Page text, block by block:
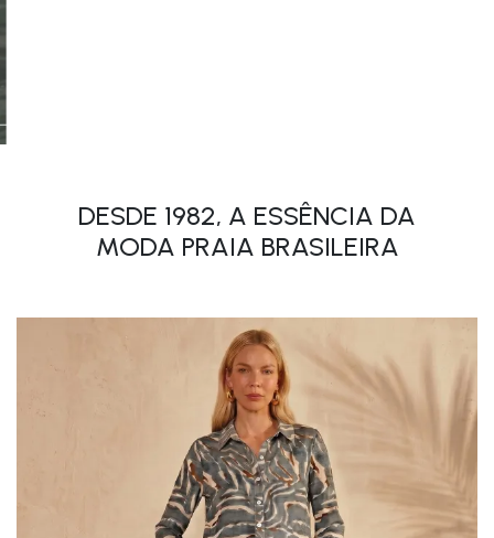
DESDE 1982, A ESSÊNCIA DA
MODA PRAIA BRASILEIRA